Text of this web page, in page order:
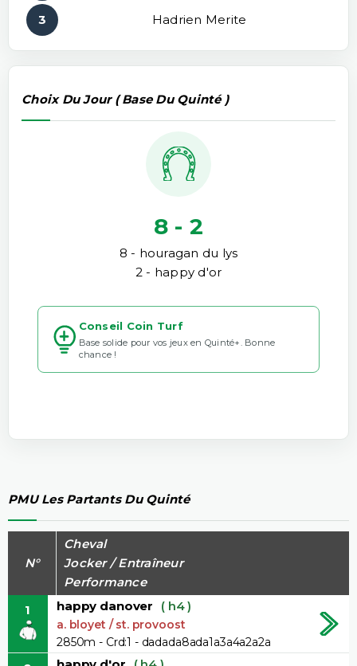
3 Hadrien Merite
Choix Du Jour ( Base Du Quinté )
8 - 2
8 - houragan du lys
2 - happy d'or
Conseil Coin Turf
Base solide pour vos jeux en Quinté+. Bonne
chance !
PMU Les Partants Du Quinté
N°
Cheval
Jocker / Entraîneur
Performance
1
happy danover ( h4 )
a. bloyet / st. provoost
2850m - Crd:1 - dadada8ada1a3a4a2a2a